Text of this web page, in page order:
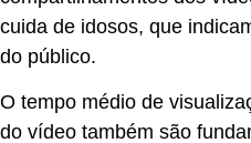
cuida de idosos, que
do público.
O tempo médio de
do vídeo também são